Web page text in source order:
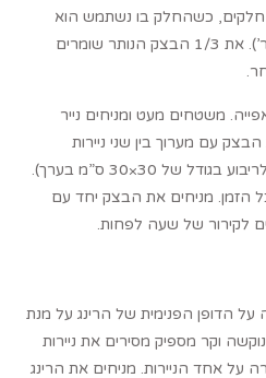
לגוש. מחלקים את הבצק ל-2 חלקים, כשהחלק בו נשתמש הוא
בעצם 2/3 מהבצק (כ-350 גר’). את 1/3 הבצק הנותר שומרים
משטחים מעט ומניחים נייר
עם מערוך בין שני ניירות
האפייה עד לעובי של 3 מ”מ (לריבוע בגודל של 30×30 ס”מ בערך).
הזמן. מניחים את הבצק יחד עם
לקירור של שעה לפחות.
הדופן הפנימית של הרינג על מנת
וקר מספיק מסירים את ניירות
על אחד הניירות. מניחים את הרינג